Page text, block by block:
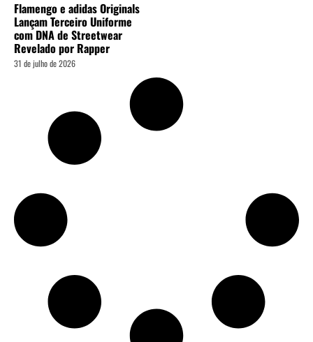
Flamengo e adidas Originals
Lançam Terceiro Uniforme
com DNA de Streetwear
Revelado por Rapper
31 de julho de 2026